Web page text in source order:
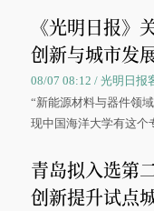
《光明日报》
创新与城市发
08/07 08:12 / 光明日报
“新能源材料与器件领
现中国海洋大学有这个
大学材料科学与工程学
青岛拟入选第
创新提升试点